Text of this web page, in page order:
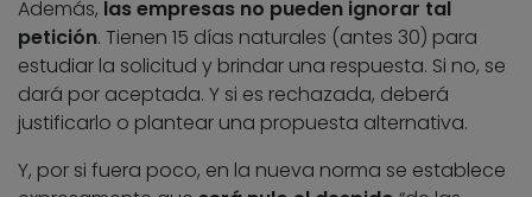
Además, las empresas no pueden ignorar tal
petición. Tienen 15 días naturales (antes 30) para
estudiar la solicitud y brindar una respuesta. Si no, se
dará por aceptada. Y si es rechazada, deberá
justificarlo o plantear una propuesta alternativa.
Y, por si fuera poco, en la nueva norma se establece